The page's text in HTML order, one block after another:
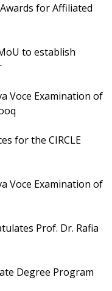
for Affiliated
to establish
Voce Examination of
for the CIRCLE
Voce Examination of
Prof. Dr. Rafia
Degree Program